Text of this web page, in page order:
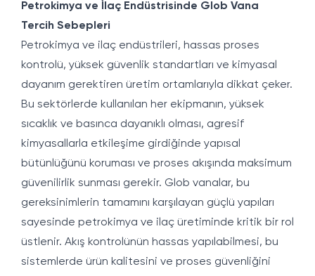
Petrokimya ve İlaç Endüstrisinde Glob Vana
Tercih Sebepleri
Petrokimya ve ilaç endüstrileri, hassas proses
kontrolü, yüksek güvenlik standartları ve kimyasal
dayanım gerektiren üretim ortamlarıyla dikkat çeker.
Bu sektörlerde kullanılan her ekipmanın, yüksek
sıcaklık ve basınca dayanıklı olması, agresif
kimyasallarla etkileşime girdiğinde yapısal
bütünlüğünü koruması ve proses akışında maksimum
güvenilirlik sunması gerekir. Glob vanalar, bu
gereksinimlerin tamamını karşılayan güçlü yapıları
sayesinde petrokimya ve ilaç üretiminde kritik bir rol
üstlenir. Akış kontrolünün hassas yapılabilmesi, bu
sistemlerde ürün kalitesini ve proses güvenliğini